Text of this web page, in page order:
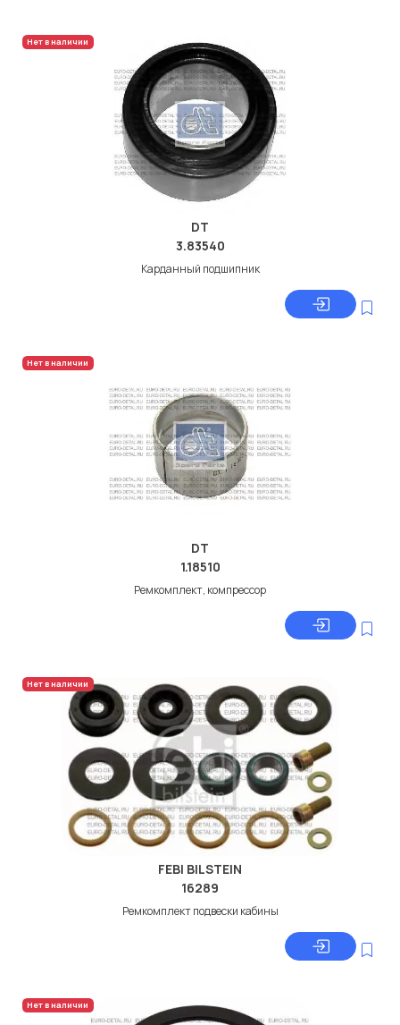
Нет в наличии
DT
3.83540
Карданный подшипник
Нет в наличии
DT
1.18510
Ремкомплект, компрессор
Нет в наличии
FEBI BILSTEIN
16289
Ремкомплект подвески кабины
Нет в наличии